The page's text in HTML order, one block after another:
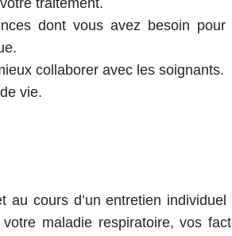
traitement.
dont vous avez besoin
collaborer avec les soignants.
vie.
au cours d’un entretien
maladie respiratoire, vos